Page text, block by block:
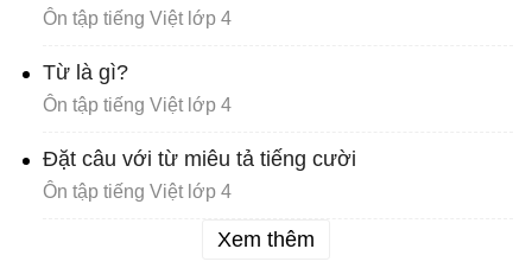
Ôn tập tiếng Việt lớp 4
Từ là gì?
Ôn tập tiếng Việt lớp 4
Đặt câu với từ miêu tả tiếng cười
Ôn tập tiếng Việt lớp 4
Xem thêm